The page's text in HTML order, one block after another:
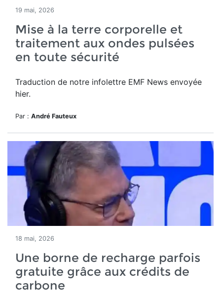
19 mai, 2026
Mise à la terre corporelle et
traitement aux ondes pulsées
en toute sécurité
Traduction de notre infolettre EMF News envoyée
hier.
Par : André Fauteux
18 mai, 2026
Une borne de recharge parfois
gratuite grâce aux crédits de
carbone